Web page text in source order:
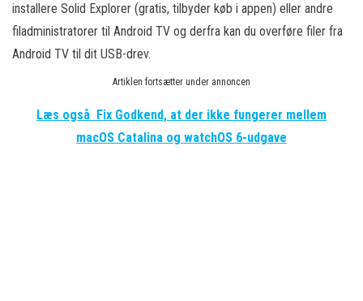
installere Solid Explorer (gratis, tilbyder køb i appen) eller andre
filadministratorer til Android TV og derfra kan du overføre filer fra
Android TV til dit USB-drev.
Artiklen fortsætter under annoncen
Læs også Fix Godkend, at der ikke fungerer mellem
macOS Catalina og watchOS 6-udgave